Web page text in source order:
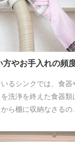
やお手入れの頻
るシンクでは、食器
洗浄を終えた食器
ら棚に収納なさるの…